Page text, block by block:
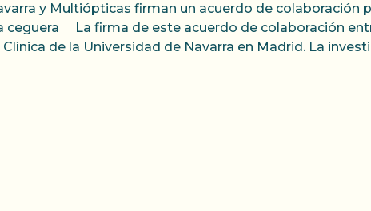
y Multiópticas firman un acuerdo de colaboración
ceguera La firma de este acuerdo de colaboración
de la Universidad de Navarra en Madrid. La